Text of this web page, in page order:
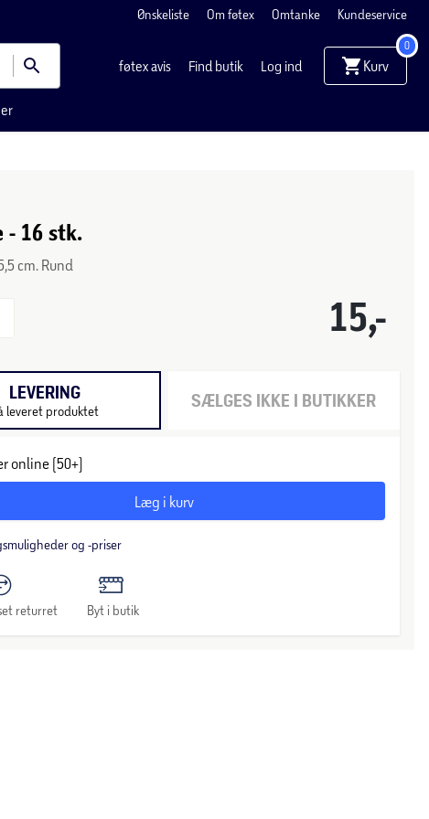
Ønskeliste Om føtex Omtanke Kundeservice
føtex avis Find butik Log ind Kurv
0
- 16 stk.
cm. Rund
15,-
LEVERING
leveret produktet SÆLGES IKKE I BUTIKKER
online (50+)
Læg i kurv
og -priser
returret Byt i butik